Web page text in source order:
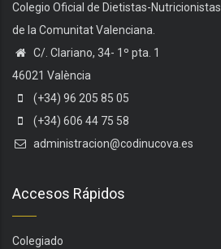
Colegio Oficial de Dietistas-Nutricionistas
de la Comunitat Valenciana.
C/. Clariano, 34- 1º pta. 1
46021 València
(+34) 96 205 85 05
(+34) 606 44 75 58
administracion@codinucova.es
Accesos Rápidos
Colegiado